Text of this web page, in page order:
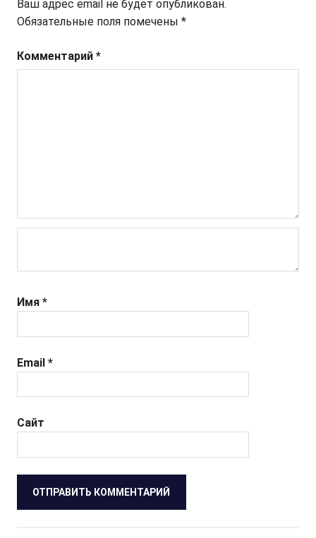
Ваш адрес email не будет опубликован.
Обязательные поля помечены *
Комментарий *
Имя *
Email *
Сайт